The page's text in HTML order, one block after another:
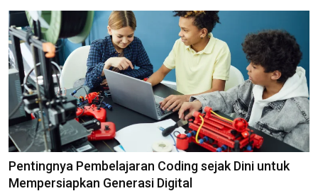
Pentingnya Pembelajaran Coding sejak Dini untuk
Mempersiapkan Generasi Digital